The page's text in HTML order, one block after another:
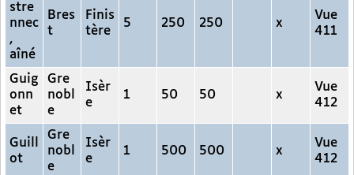
stre
nnec
,
aîné
Bres
t
Finis
tère
5 250 250 x
Vue
411
Guig
onn
et
Gre
nobl
e
Isèr
e
1 50 50 x
Vue
412
Guill
ot
Gre
nobl
e
Isèr
e
1 500 500 x
Vue
412